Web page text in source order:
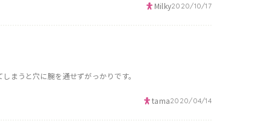
Milky2020/10/17
まうと穴に腕を通せずがっかりです。
tama2020/04/14